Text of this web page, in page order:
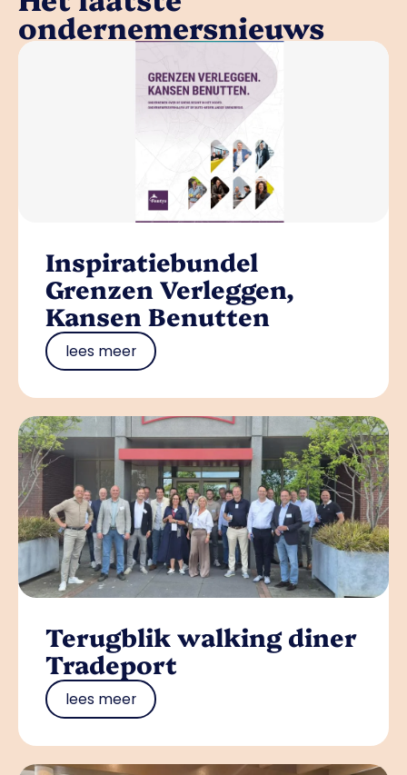
ondernemersnieuws
Inspiratiebundel
Grenzen Verleggen,
Kansen Benutten
lees meer
Terugblik walking diner
Tradeport
lees meer